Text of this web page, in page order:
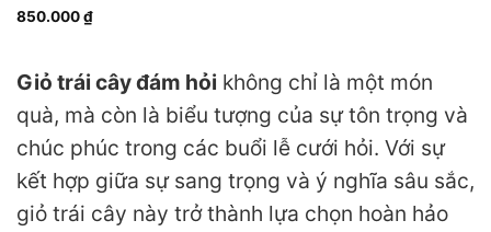
850.000₫
Giỏ trái cây đám hỏi không chỉ là một món
quà, mà còn là biểu tượng của sự tôn trọng và
chúc phúc trong các buổi lễ cưới hỏi. Với sự
kết hợp giữa sự sang trọng và ý nghĩa sâu sắc,
giỏ trái cây này trở thành lựa chọn hoàn hảo